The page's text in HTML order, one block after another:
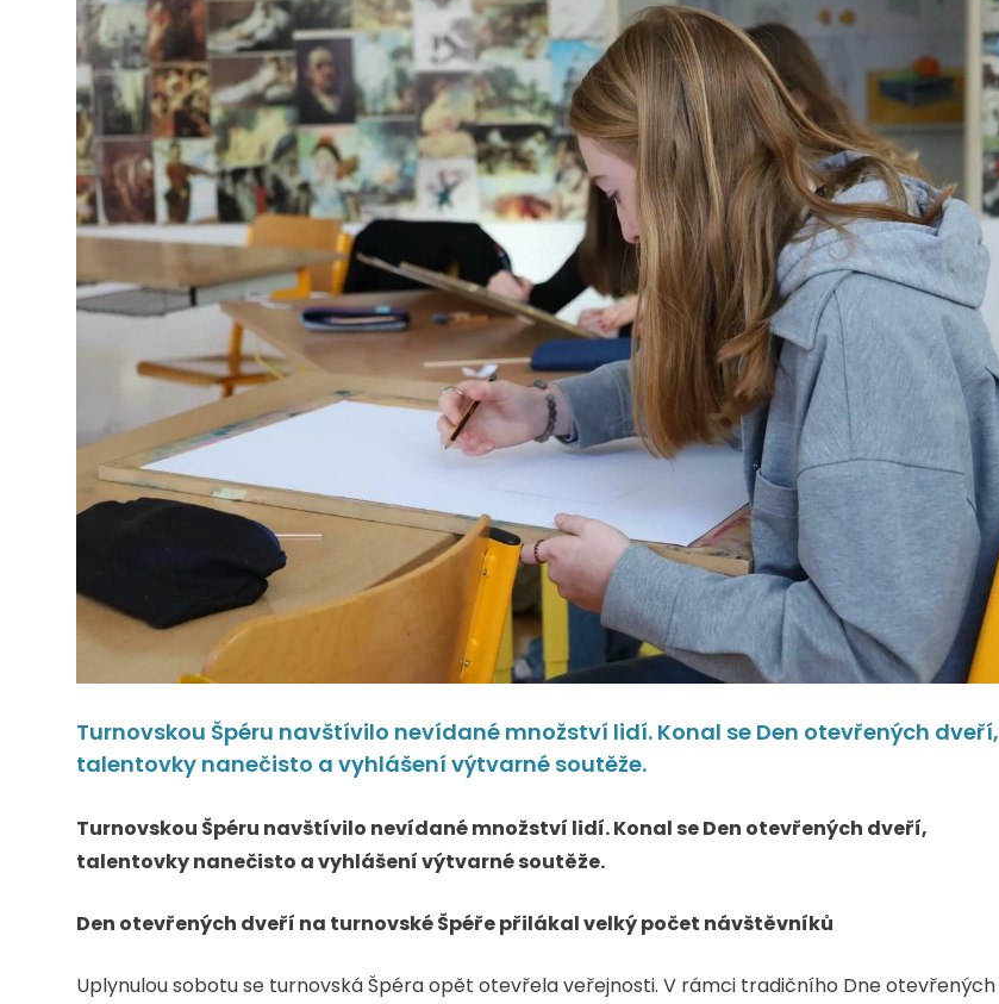
Turnovskou Špéru navštívilo nevídané množství lidí. Konal se Den otevřených dveří,
talentovky nanečisto a vyhlášení výtvarné soutěže.
Turnovskou Špéru navštívilo nevídané množství lidí. Konal se Den otevřených dveří,
talentovky nanečisto a vyhlášení výtvarné soutěže.
Den otevřených dveří na turnovské Špéře přilákal velký počet návštěvníků
Uplynulou sobotu se turnovská Špéra opět otevřela veřejnosti. V rámci tradičního Dne otevřených